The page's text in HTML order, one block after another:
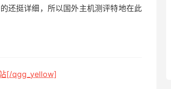
还挺详细，所以国外主机测评特地在此
[/qgg_yellow]